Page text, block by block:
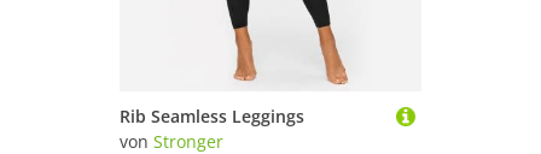
Rib Seamless Leggings
von Stronger